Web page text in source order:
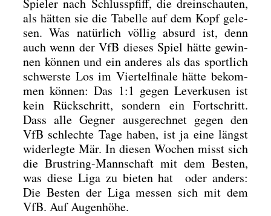
Spie­ler nach Schluss­pfiff, die drein­schau­ten,
als hät­ten sie die Tabel­le auf dem Kopf gele­
sen. Was natür­lich völ­lig absurd ist, denn
auch wenn der VfB die­ses Spiel hät­te gewin­
nen kön­nen und ein ande­res als das sport­lich
schwers­te Los im Vier­tel­fi­na­le hät­te bekom­
men kön­nen: Das 1:1 gegen Lever­ku­sen ist
kein Rück­schritt, son­dern ein Fort­schritt.
Dass alle Geg­ner aus­ge­rech­net gegen den
VfB schlech­te Tage haben, ist ja eine längst
wider­leg­te Mär. In die­sen Wochen misst sich
die Brust­ring-Mann­schaft mit dem Bes­ten,
was die­se Liga zu bie­ten hat oder anders:
Die Bes­ten der Liga mes­sen sich mit dem
VfB. Auf Augen­hö­he.